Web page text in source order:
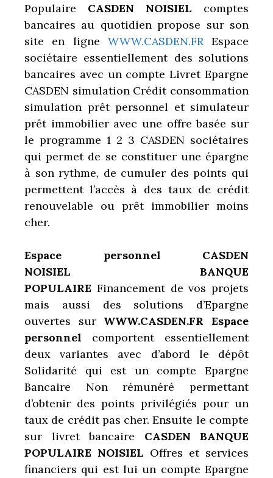
Populaire CASDEN NOISIEL comptes
bancaires au quotidien propose sur son
site en ligne WWW.CASDEN.FREspace
sociétaire essentiellement des solutions
bancaires avec un compte Livret Epargne
CASDEN simulation Crédit consommation
simulation prêt personnel et simulateur
prêt immobilier avec une offre basée sur
le programme 1 2 3 CASDEN sociétaires
qui permet de se constituer une épargne
à son rythme, de cumuler des points qui
permettent l’accès à des taux de crédit
renouvelable ou prêt immobilier moins
cher.
Espace personnel CASDEN
NOISIEL BANQUE
POPULAIRE Financement de vos projets
mais aussi des solutions d’Epargne
ouvertes surWWW.CASDEN.FR Espace
personnel comportent essentiellement
deux variantes avec d’abord le dépôt
Solidarité qui est un compte Epargne
Bancaire Non rémunéré permettant
d’obtenir des points privilégiés pour un
taux de crédit pas cher. Ensuite le compte
sur livret bancaire CASDEN BANQUE
POPULAIRE NOISIEL Offres et services
financiers qui est lui un compte Epargne